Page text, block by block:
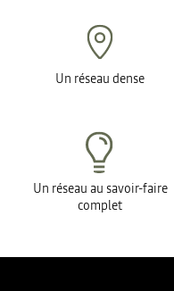
Un réseau dense
Un réseau au savoir-faire
complet